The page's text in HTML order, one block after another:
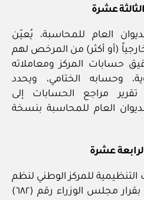
عشرة
العام للمحاسبة، يُعيّن
(أو أكثر) من المرخص لهم
حسابات المركز ومعاملاته
وحسابه الختامي، ويحدد
مراجع الحسابات إلى
العام للمحاسبة بنسخة
عشرة
التنظيمية للمركز الوطني لنظم
الموارد الحكومية، الصادرة بقرار مجلس الوزراء رقم (٦٨٢)